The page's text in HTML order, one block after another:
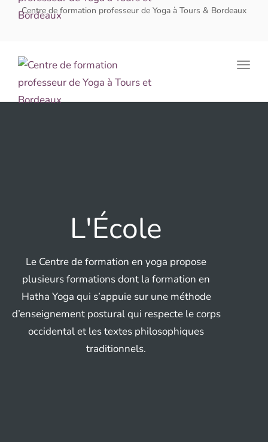
Centre de formation professeur de Yoga à Tours & Bordeaux
L'École
Le Centre de formation en yoga propose
plusieurs formations dont la formation en
Hatha Yoga qui s’appuie sur une méthode
d’enseignement postural qui respecte le corps
occidental et les textes philosophiques
traditionnels.